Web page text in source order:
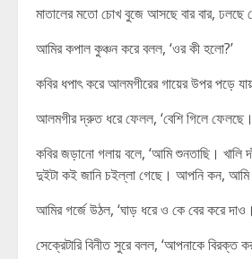
মাতালের মতো চোখ বুজে আসছে বার বার, ঢলছে
আমির কপাল কুঞ্চন করে বলল, ‘ওর কী হলো?’
কবির ধপাৎ করে আলমগীরের গায়ের উপর পড়ে
আলমগীর দ্রুত ধরে ফেলল, ‘বেশি গিলে
কবির জড়ানো গলায় বলে, ‘আমি শুনতাছি। খালি
দুইটা কই জানি চইল্লা গেছে। আপনি কন, আমি
আমির গর্জে উঠল, ‘ঘাড় ধরে ও কে বের করে
সেক্রেটারি বিনীত সুরে বলল, ‘আপনাকে বিরক্ত